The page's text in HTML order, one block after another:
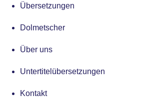
Übersetzungen
Dolmetscher
Über uns
Untertitelübersetzungen
Kontakt